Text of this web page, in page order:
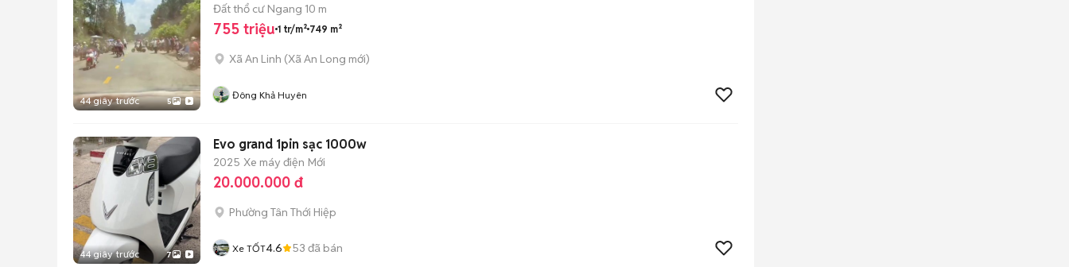
44 giây trước 5
Đất thổ cư Ngang 10 m
755 triệu 1 tr/m² 749 m²
Xã An Linh (Xã An Long mới)
Đông Khả Huyên
44 giây trước 7
Evo grand 1pin sạc 1000w
2025 Xe máy điện Mới
20.000.000 đ
Phường Tân Thới Hiệp
Xe TỐT4.6 53 đã bán